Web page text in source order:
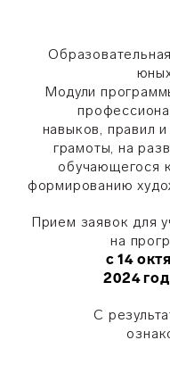
Модули
навыков, правил
грамоты, на
обучающегося
формированию
Прием заявок для
на
с 14
2024
С